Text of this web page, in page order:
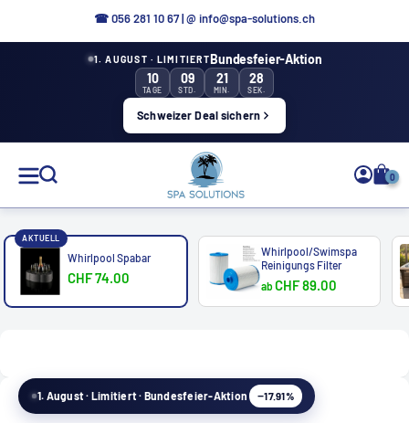
☎ 056 281 10 67|@ info@spa-solutions.ch
1. AUGUST · LIMITIERTBundesfeier-Aktion
10
TAGE
09
STD.
21
MIN.
28
SEK.
Schweizer Deal sichern
Solutions
0
AKTUELL
Whirlpool Spabar
CHF 74.00
Whirlpool/Swimspa
Reinigungs Filter
ab CHF 89.00
1. August · Limitiert · Bundesfeier-Aktion −17.91%